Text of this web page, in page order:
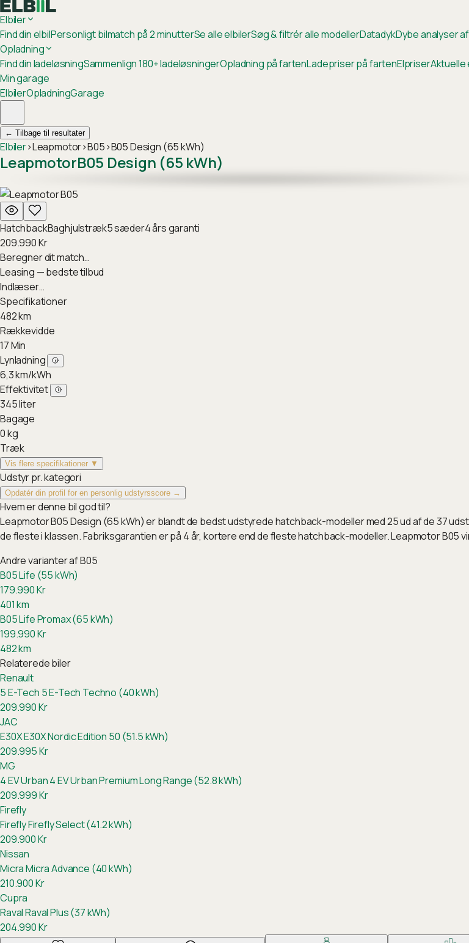
Elbiler
Find din elbilPersonligt bilmatch på 2 minutterSe alle elbilerSøg & filtrér alle modellerDatadykDybe analyser
Opladning
Find din ladeløsningSammenlign 180+ ladeløsningerOpladning på fartenLadepriser på fartenElpriser
Min garage
ElbilerOpladningGarage
← Tilbage til resultater
Elbiler›Leapmotor›B05›B05 Design (65 kWh)
LeapmotorB05 Design (65 kWh)
HatchbackBaghjulstræk5sæder4års garanti
209.990Kr
Beregner dit match…
Leasing — bedste tilbud
Indlæser…
Specifikationer
482km
Rækkevidde
17Min
Lynladning
6,3km/kWh
Effektivitet
345liter
Bagage
0kg
Træk
Vis flere specifikationer ▼
Udstyr pr. kategori
Opdatér din profil for en personlig udstyrsscore →
Hvem er denne bil god til?
Leapmotor B05 Design (65 kWh) er blandt de bedst udstyrede hatchback-modeller med 25 ud af de 37
de fleste i klassen. Fabriksgarantien er på 4 år, kortere end de fleste hatchback-modeller. Leapmotor
Andre varianter afB05
B05 Life (55 kWh)
179.990Kr
401km
B05 Life Promax (65 kWh)
199.990Kr
482km
Relaterede biler
Renault
5 E-Tech 5 E-Tech Techno (40 kWh)
209.990Kr
JAC
E30XE30X Nordic Edition 50 (51.5 kWh)
209.995Kr
MG
4 EV Urban4 EV Urban Premium Long Range (52.8 kWh)
209.999Kr
Firefly
FireflyFirefly Select (41.2 kWh)
209.900Kr
Nissan
MicraMicra Advance (40 kWh)
210.900Kr
Cupra
RavalRaval Plus (37 kWh)
204.990Kr